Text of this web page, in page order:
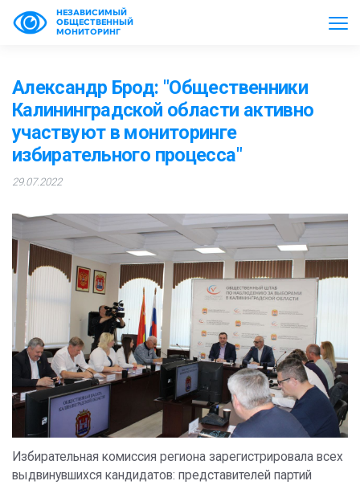
НЕЗАВИСИМЫЙ
ОБЩЕСТВЕННЫЙ
МОНИТОРИНГ
Александр Брод: "Общественники
Калининградской области активно
участвуют в мониторинге
избирательного процесса"
29.07.2022
Избирательная комиссия региона зарегистрировала всех
выдвинувшихся кандидатов: представителей партий